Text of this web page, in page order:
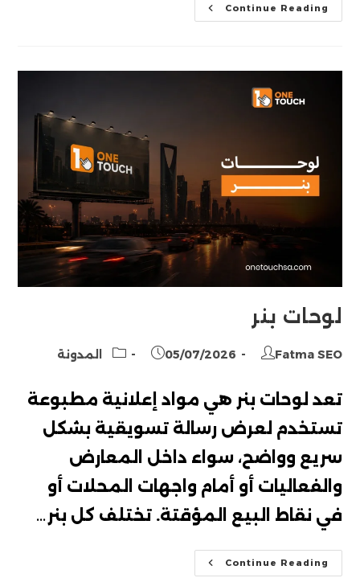
Continue Reading لوحات
إرشادية
لوحات بنر
Post
Fatma SEO
Post
05/07/2026
Post المدونة
تعد لوحات بنر هي مواد إعلانية مطبوعة
تستخدم لعرض رسالة تسويقية بشكل
سريع وواضح، سواء داخل المعارض
والفعاليات أو أمام واجهات المحلات أو
في نقاط البيع المؤقتة. تختلف كل بنر…
Continue Reading لوحات
بنر